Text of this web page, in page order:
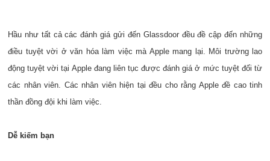
Hầu như tất cả các đánh giá gửi đến Glassdoor đều đề cập đến những
điều tuyệt vời ở văn hóa làm việc mà Apple mang lại. Môi trường lao
động tuyệt vời tại Apple đang liên tục được đánh giá ở mức tuyệt đối từ
các nhân viên. Các nhân viên hiện tại đều cho rằng Apple đề cao tinh
thần đồng đội khi làm việc.
Dễ kiếm bạn